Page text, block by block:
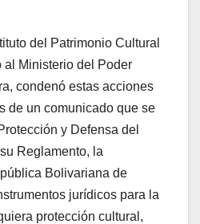
del Patrimonio Cultural
al Ministerio del Poder
condenó estas acciones
de un comunicado que se
y Defensa del
Reglamento, la
Bolivariana de
jurídicos para la
protección cultural,